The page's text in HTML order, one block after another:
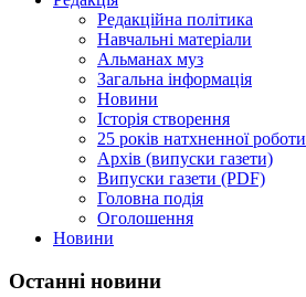
Редакційна політика
Навчальні матеріали
Альманах муз
Загальна інформація
Новини
Історія створення
25 років натхненної роботи
Архів (випуски газети)
Випуски газети (PDF)
Головна подія
Оголошення
Новини
Останні новини